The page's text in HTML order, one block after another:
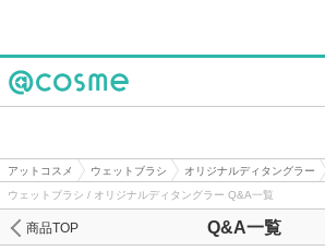
アットコスメ ウェットブラシ オリジナルディタングラー
ウェットブラシ / オリジナルディタングラー Q&A一覧
Q&A一覧
商品TOP